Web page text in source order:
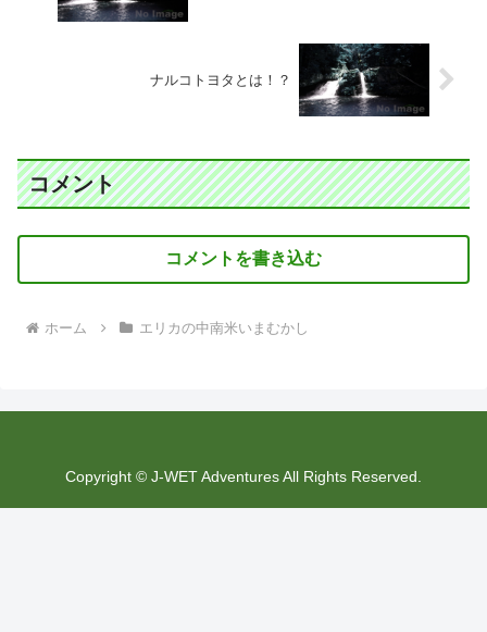
ナルコトヨタとは！？
コメント
コメントを書き込む
ホーム エリカの中南米いまむかし
Copyright © J-WET Adventures All Rights Reserved.